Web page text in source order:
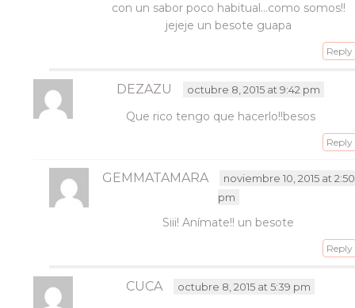
con un sabor poco habitual…como somos!!
jejeje un besote guapa
Reply
DEZAZU octubre 8, 2015 at 9:42 pm
Que rico tengo que hacerlo!!besos
Reply
GEMMATAMARA
noviembre 10, 2015 at 2:50
pm
Siii! Anímate!! un besote
Reply
CUCA octubre 8, 2015 at 5:39 pm